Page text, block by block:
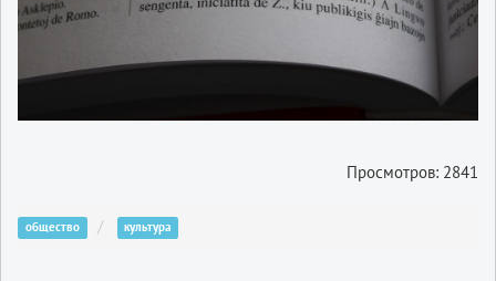
Просмотров: 2841
общество культура